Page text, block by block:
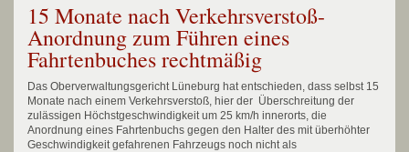
15 Monate nach Verkehrsverstoß-
Anordnung zum Führen eines
Fahrtenbuches rechtmäßig
Das Oberverwaltungsgericht Lüneburg hat entschieden, dass selbst 15
Monate nach einem Verkehrsverstoß, hier der Überschreitung der
zulässigen Höchstgeschwindigkeit um 25 km/h innerorts, die
Anordnung eines Fahrtenbuchs gegen den Halter des mit überhöhter
Geschwindigkeit gefahrenen Fahrzeugs noch nicht als